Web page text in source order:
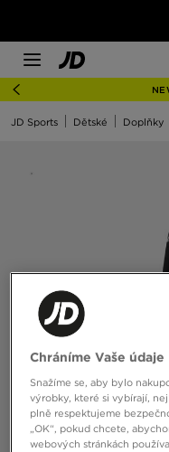
JD Sports Dětské Doplňky
Chráníme Vaše údaje
Snažíme se, aby bylo
výrobky, které si vybírají,
plně respektujeme
„OK“, pokud chcete,
webových stránkách